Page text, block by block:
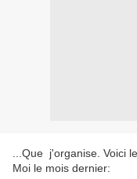
...Que j'organise. Voici
Moi le mois dernier: